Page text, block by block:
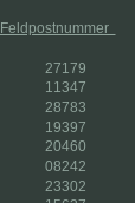
Feldpostnummer
27179
11347
28783
19397
20460
08242
23302